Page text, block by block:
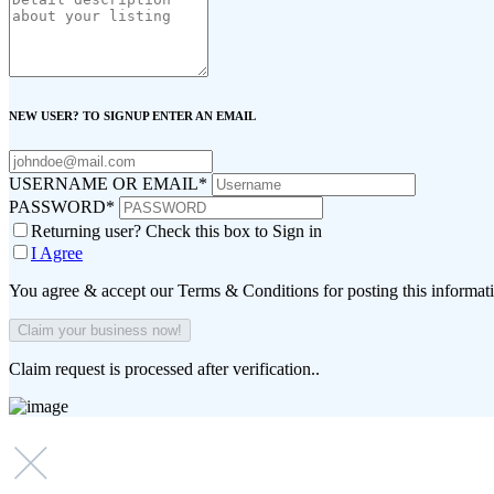
NEW USER? TO SIGNUP ENTER AN EMAIL
USERNAME OR EMAIL*
PASSWORD*
Returning user? Check this box to Sign in
I Agree
You agree & accept our Terms & Conditions for posting this
Claim request is processed after verification..